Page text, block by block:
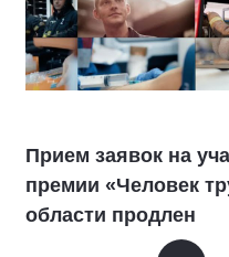
Прием заявок на
премии «Человек
области продлен